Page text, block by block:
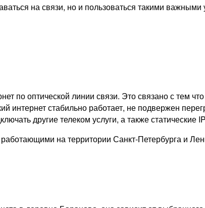
на связи, но и пользоваться такими
по оптической линии связи. Это связано с тем
интернет стабильно работает, не подвержен
другие телеком услуги, а также статические
на территории Санкт-Петербурга и